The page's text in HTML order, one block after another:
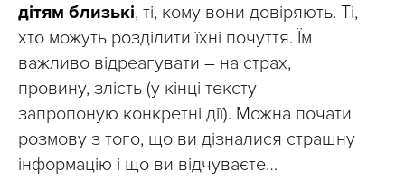
дітям близькі, ті, кому вони довіряють. Ті,
хто можуть розділити їхні почуття. Їм
важливо відреагувати – на страх,
провину, злість (у кінці тексту
запропоную конкретні дії). Можна почати
розмову з того, що ви дізналися страшну
інформацію і що ви відчуваєте…